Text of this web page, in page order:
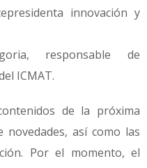
innovación y
responsable de
ICMAT.
de la próxima
novedades, así como las
Por el momento, el